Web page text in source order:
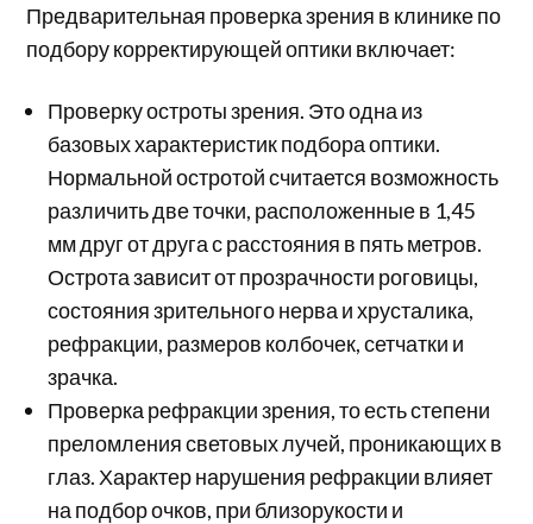
Предварительная проверка зрения в клинике по
подбору корректирующей оптики включает:
Проверку остроты зрения. Это одна из
базовых характеристик подбора оптики.
Нормальной остротой считается возможность
различить две точки, расположенные в 1,45
мм друг от друга с расстояния в пять метров.
Острота зависит от прозрачности роговицы,
состояния зрительного нерва и хрусталика,
рефракции, размеров колбочек, сетчатки и
зрачка.
Проверка рефракции зрения, то есть степени
преломления световых лучей, проникающих в
глаз. Характер нарушения рефракции влияет
на подбор очков, при близорукости и